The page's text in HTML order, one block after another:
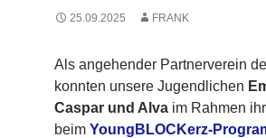
25.09.2025 FRANK
Als angehender Partnerverein
konnten unsere Jugendlichen
Caspar und Alva im Rahmen
beim YoungBLOCKerz-